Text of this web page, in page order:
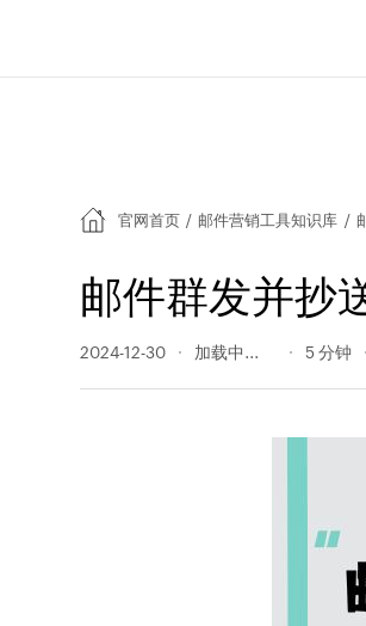
官网首页 / 邮件营销工具知识库 /
邮件群发并抄
2024-12-30 579 阅读量 5 分钟